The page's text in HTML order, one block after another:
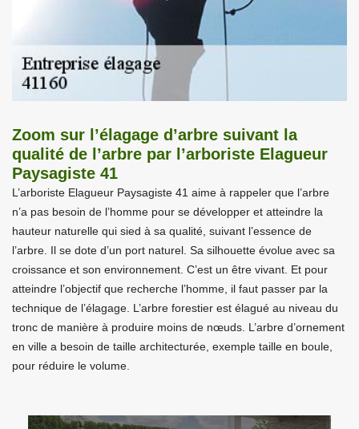
Zoom sur l’élagage d’arbre suivant la
qualité de l’arbre par l’arboriste Elagueur
Paysagiste 41
L’arboriste Elagueur Paysagiste 41 aime à rappeler que l’arbre
n’a pas besoin de l’homme pour se développer et atteindre la
hauteur naturelle qui sied à sa qualité, suivant l’essence de
l’arbre. Il se dote d’un port naturel. Sa silhouette évolue avec sa
croissance et son environnement. C’est un être vivant. Et pour
atteindre l’objectif que recherche l’homme, il faut passer par la
technique de l’élagage. L’arbre forestier est élagué au niveau du
tronc de manière à produire moins de nœuds. L’arbre d’ornement
en ville a besoin de taille architecturée, exemple taille en boule,
pour réduire le volume.